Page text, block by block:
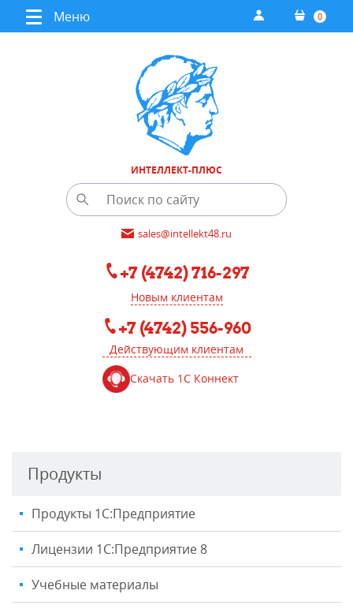
Меню 0
ИНТЕЛЛЕКТ-ПЛЮС
sales@intellekt48.ru
+7 (4742) 716-297
Новым клиентам
+7 (4742) 556-960
Действующим клиентам
Скачать 1С Коннект
Продукты
Продукты 1С:Предприятие
Лицензии 1С:Предприятие 8
Учебные материалы